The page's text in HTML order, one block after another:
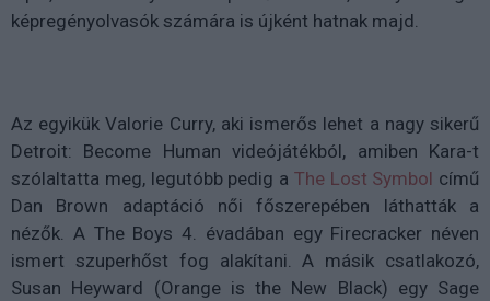
képregényolvasók számára is újként hatnak majd.
Az egyikükValorie Curry, aki ismerős lehet a nagy sikerű
Detroit: Become Human videójátékból, amiben Kara-t
szólaltatta meg, legutóbb pedig a The Lost Symbol című
Dan Brown adaptáció női főszerepében láthatták a
nézők. A The Boys 4. évadában egy Firecracker néven
ismert szuperhőst fog alakítani. A másik csatlakozó,
Susan Heyward (Orange is the New Black) egy Sage